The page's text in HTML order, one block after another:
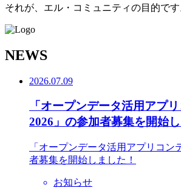
それが、エル・コミュニティの目的です
NEWS
2026.07.09
「オープンデータ活用アプ
2026」の参加者募集を開始し
「オープンデータ活用アプリコン
者募集を開始しました！
お知らせ